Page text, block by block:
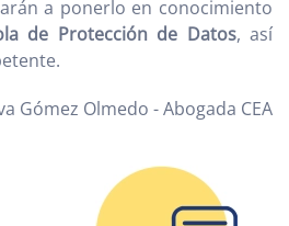
a ponerlo en conocimiento
de Protección de Datos, así
Gómez Olmedo - Abogada CEA